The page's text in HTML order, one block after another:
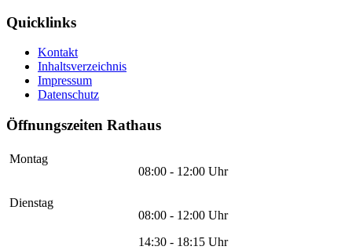
Quicklinks
Kontakt
Inhaltsverzeichnis
Impressum
Datenschutz
Öffnungszeiten Rathaus
Montag
08:00 - 12:00 Uhr
Dienstag
08:00 - 12:00 Uhr
14:30 - 18:15 Uhr